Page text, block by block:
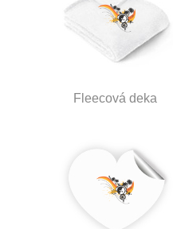
Fleecová deka